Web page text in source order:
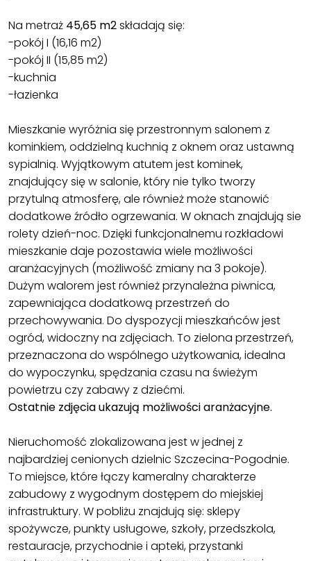
Na metraż 45,65 m2składają się:
-pokój I (16,16 m2)
-pokój II (15,85 m2)
-kuchnia
-łazienka
Mieszkanie wyróżnia się przestronnym salonem z
kominkiem, oddzielną kuchnią z oknem oraz ustawną
sypialnią. Wyjątkowym atutem jest kominek,
znajdujący się w salonie, który nie tylko tworzy
przytulną atmosferę, ale również może stanowić
dodatkowe źródło ogrzewania. W oknach znajdują sie
rolety dzień-noc. Dzięki funkcjonalnemu rozkładowi
mieszkanie daje pozostawia wiele możliwości
aranżacyjnych (możliwość zmiany na 3 pokoje).
Dużym walorem jest również przynależna piwnica,
zapewniająca dodatkową przestrzeń do
przechowywania. Do dyspozycji mieszkańców jest
ogród, widoczny na zdjęciach. To zielona przestrzeń,
przeznaczona do wspólnego użytkowania, idealna
do wypoczynku, spędzania czasu na świeżym
powietrzu czy zabawy z dziećmi.
Ostatnie zdjęcia ukazują możliwości aranżacyjne.
Nieruchomość zlokalizowana jest w jednej z
najbardziej cenionych dzielnic Szczecina-Pogodnie.
To miejsce, które łączy kameralny charakterze
zabudowy z wygodnym dostępem do miejskiej
infrastruktury. W pobliżu znajdują się: sklepy
spożywcze, punkty usługowe, szkoły, przedszkola,
restauracje, przychodnie i apteki, przystanki